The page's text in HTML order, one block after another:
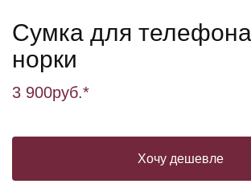
Сумка для
норки
3 900руб.*
Хочу дешевле